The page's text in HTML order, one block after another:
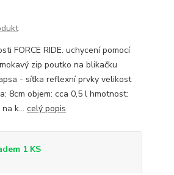
FORCE RIDE. uchycení pomocí
zip poutko na blikačku
- síťka reflexní prvky velikost
8cm objem: cca 0,5 l hmotnost:
k... celý popis
1 KS